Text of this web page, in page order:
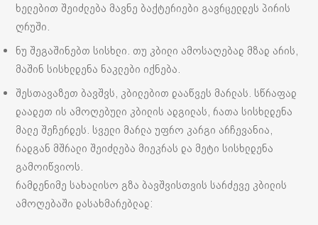
ხელებით შეიძლება მავნე ბაქტერიები გავრცელდეს პირის
ღრუში.
ნუ შეგაშინებთ სისხლი. თუ კბილი ამოსაღებად მზად არის,
მაშინ სისხლდენა ნაკლები იქნება.
შესთავაზეთ ბავშვს, კბილებით დააწვეს მარლას. სწრაფად
დაადეთ ის ამოღებული კბილის ადგილას, რათა სისხლდენა
მალე შეჩერდეს. სველი მარლა უფრო კარგი არჩევანია,
რადგან მშრალი შეიძლება მიეკრას და მეტი სისხლდენა
გამოიწვიოს.
რამდენიმე სახალისო გზა ბავშვისთვის სარძევე კბილის
ამოღებაში დასახმარებლად: